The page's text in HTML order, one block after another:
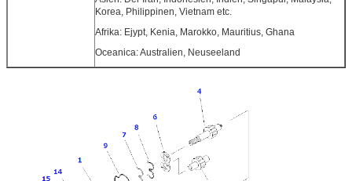
Korea, Philippinen, Vietnam etc.
Afrika: Ejypt, Kenia, Marokko, Mauritius, Ghana
Oceanica: Australien, Neuseeland